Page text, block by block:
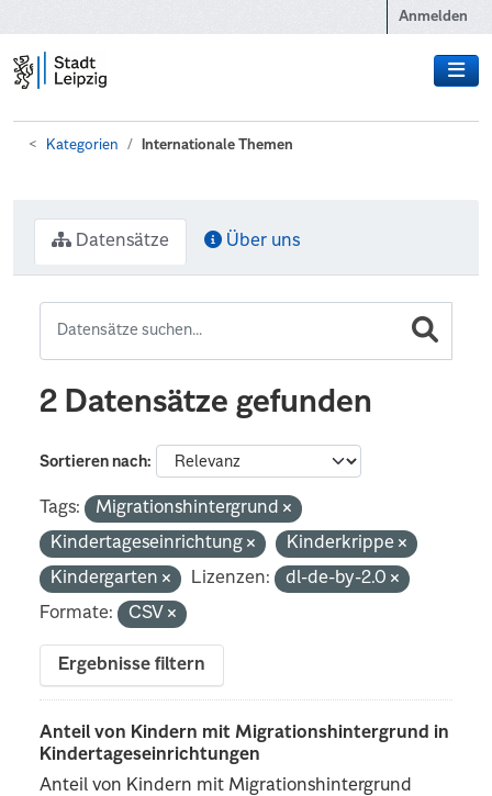
Anmelden
Kategorien Internationale Themen
Datensätze Über uns
2 Datensätze gefunden
Sortieren nach
Tags:
Migrationshintergrund
Kindertageseinrichtung
Kinderkrippe
Kindergarten
Lizenzen:
dl-de-by-2.0
Formate:
CSV
Ergebnisse filtern
Anteil von Kindern mit Migrationshintergrund in
Kindertageseinrichtungen
Anteil von Kindern mit Migrationshintergrund